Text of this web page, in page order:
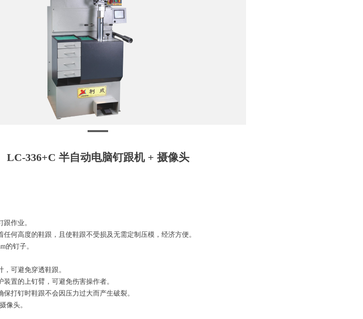
LC-336+C 半自动电脑钉跟机 + 摄像头
作业。
何高度的鞋跟，且使鞋跟不受损及无需定制压模，经济方便。
的钉子。
可避免穿透鞋跟。
置的上钉臂，可避免伤害操作者。
打钉时鞋跟不会因压力过大而产生破裂。
像头。